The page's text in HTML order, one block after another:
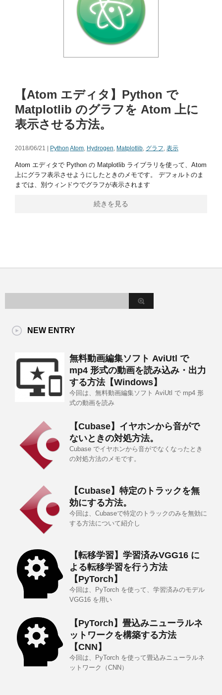
【Atom エディタ】Python で
Matplotlib のグラフを Atom 上に
表示させる方法。
2018/06/21 | Python Atom, Hydrogen, Matplotlib, グラフ, 表示
Atom エディタで Python の Matplotlib ライブラリを使って、Atom
上にグラフ表示させようにしたときのメモです。 デフォルトのま
までは、別ウィンドウでグラフが表示されます
続きを見る
NEW ENTRY
無料動画編集ソフト AviUtl で
mp4 形式の動画を読み込み・出力
する方法【Windows】
今回は、無料動画編集ソフト AviUtl で mp4 形
式の動画を読み
【Cubase】イヤホンから音がで
ないときの対処方法。
Cubase でイヤホンから音がでなくなったとき
の対処方法のメモです。
【Cubase】特定のトラックを無
効にする方法。
今回は、Cubaseで特定のトラックのみを無効に
する方法について紹介し
【転移学習】学習済みVGG16 に
よる転移学習を行う方法
【PyTorch】
今回は、PyTorch を使って、学習済みのモデル
VGG16 を用い
【PyTorch】畳込みニューラルネ
ットワークを構築する方法
【CNN】
今回は、PyTorch を使って畳込みニューラルネ
ットワーク（CNN）